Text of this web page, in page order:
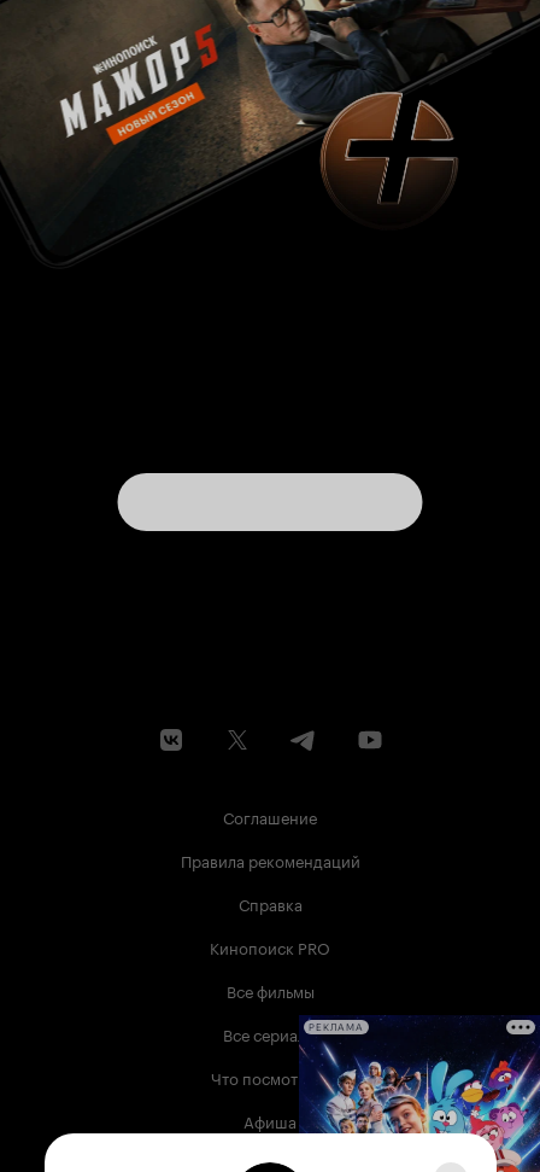
Соглашение
Правила рекомендаций
Справка
Кинопоиск PRO
Все фильмы
Все сериалы
Что посмотреть
Афиша
Музыка
РЕКЛАМА